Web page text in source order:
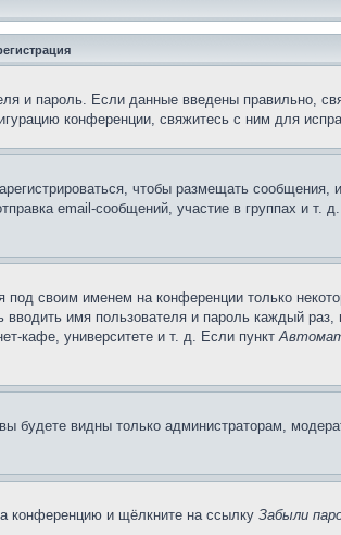
и пароль. Если данные введены правильно,
конференции, свяжитесь с ним для
чтобы размещать сообщения,
email-сообщений, участие в группах и т. д.
под своим именем на конференции только
имя пользователя и пароль каждый
кафе, университете и т. д. Если пункт
будете видны только администраторам,
конференцию и щёлкните на ссылку Забыли